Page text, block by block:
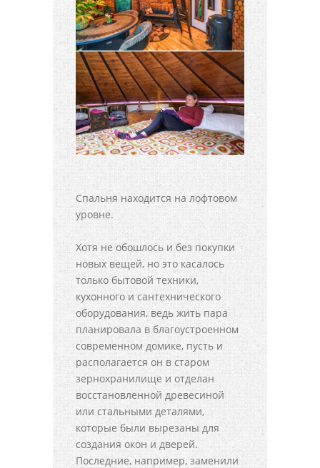
Спальня находится на лофтовом
уровне.
Хотя не обошлось и без покупки
новых вещей, но это касалось
только бытовой техники,
кухонного и сантехнического
оборудования, ведь жить пара
планировала в благоустроенном
современном домике, пусть и
располагается он в старом
зернохранилище и отделан
восстановленной древесиной
или стальными деталями,
которые были вырезаны для
создания окон и дверей.
Последние, например, заменили